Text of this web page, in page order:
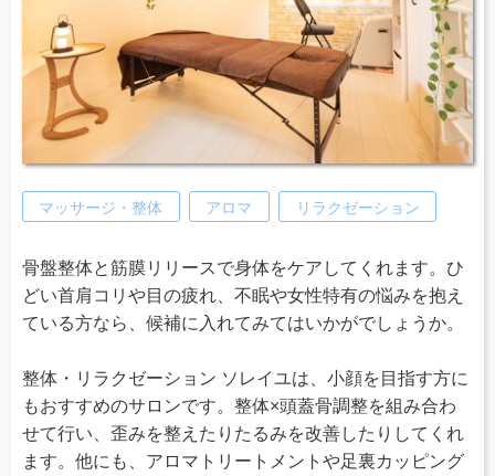
マッサージ・整体 アロマ リラクゼーション
骨盤整体と筋膜リリースで身体をケアしてくれます。ひ
どい首肩コリや目の疲れ、不眠や女性特有の悩みを抱え
ている方なら、候補に入れてみてはいかがでしょうか。
整体・リラクゼーション ソレイユは、小顔を目指す方に
もおすすめのサロンです。整体×頭蓋骨調整を組み合わ
せて行い、歪みを整えたりたるみを改善したりしてくれ
ます。他にも、アロマトリートメントや足裏カッピング